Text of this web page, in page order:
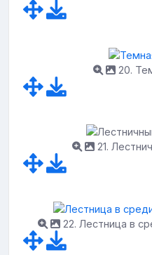
20.
21.
22. Лестница в